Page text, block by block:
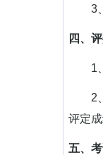
3、
四、
1、
2、
评定
五、